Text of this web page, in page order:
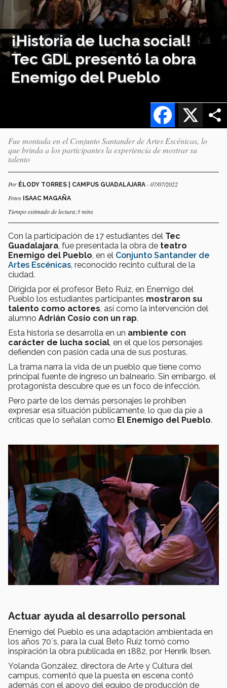
¡Historia de lucha social!
Tec GDL presentó la obra
Enemigo del Pueblo
X
Facebook
Fue montada en el Conjunto Santander de Artes Escénicas, lo
que brinda a los participantes la experiencia de mostrar su
talento
Por ÉLODY TORRES | CAMPUS GUADALAJARA - 07/07/2022
Fotos ISAAC MAGAÑA
Tiempo estimado de lectura:3 mins
Con la participación de 17 estudiantes del Tec
Guadalajara , fue presentada la obra de teatro
Enemigo del Pueblo , en el Conjunto Santander de
Artes Escénicas , reconocido recinto cultural de la
ciudad.
Dirigida por el profesor Beto Ruiz, en Enemigo del
Pueblo los estudiantes participantes mostraron su
talento como actores , así como la intervención del
alumno Adrián Cosío con un rap.
Esta historia se desarrolla en un ambiente con
carácter de lucha social , en el que los personajes
defienden con pasión cada una de sus posturas.
La trama narra la vida de un pueblo que tiene como
principal fuente de ingreso un balneario. Sin embargo, el
protagonista descubre que es un foco de infección.
Pero parte de los demás personajes le prohíben
expresar esa situación públicamente, lo que da pie a
críticas que lo señalan como El Enemigo del Pueblo.
Actuar ayuda al desarrollo personal
Enemigo del Pueblo es una adaptación ambientada en
los años 70´s, para la cual Beto Ruiz tomó como
inspiración la obra publicada en 1882, por Henrik Ibsen.
Yolanda González, directora de Arte y Cultura del
campus, comentó que la puesta en escena contó
además con el apoyo del equipo de producción de